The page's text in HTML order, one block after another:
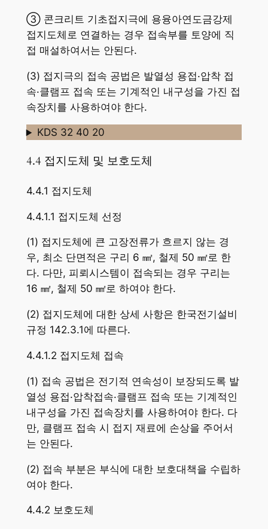
③ 콘크리트 기초접지극에 용융아연도금강제
접지도체로 연결하는 경우 접속부를 토양에 직
접 매설하여서는 안된다.
(3) 접지극의 접속 공법은 발열성 용접·압착 접
속·클램프 접속 또는 기계적인 내구성을 가진 접
속장치를 사용하여야 한다.
KDS 32 40 20
4.4 접지도체 및 보호도체
4.4.1 접지도체
4.4.1.1 접지도체 선정
(1) 접지도체에 큰 고장전류가 흐르지 않는 경
우, 최소 단면적은 구리 6 ㎟, 철제 50 ㎟로 한
다. 다만, 피뢰시스템이 접속되는 경우 구리는
16 ㎟, 철제 50 ㎟로 하여야 한다.
(2) 접지도체에 대한 상세 사항은 한국전기설비
규정 142.3.1에 따른다.
4.4.1.2 접지도체 접속
(1) 접속 공법은 전기적 연속성이 보장되도록 발
열성 용접·압착접속·클램프 접속 또는 기계적인
내구성을 가진 접속장치를 사용하여야 한다. 다
만, 클램프 접속 시 접지 재료에 손상을 주어서
는 안된다.
(2) 접속 부분은 부식에 대한 보호대책을 수립하
여야 한다.
4.4.2 보호도체